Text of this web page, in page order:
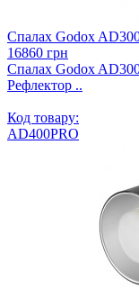
Спалах Godox
16860 грн
Спалах Godox
Рефлектор ..
Код товару:
AD400PRO